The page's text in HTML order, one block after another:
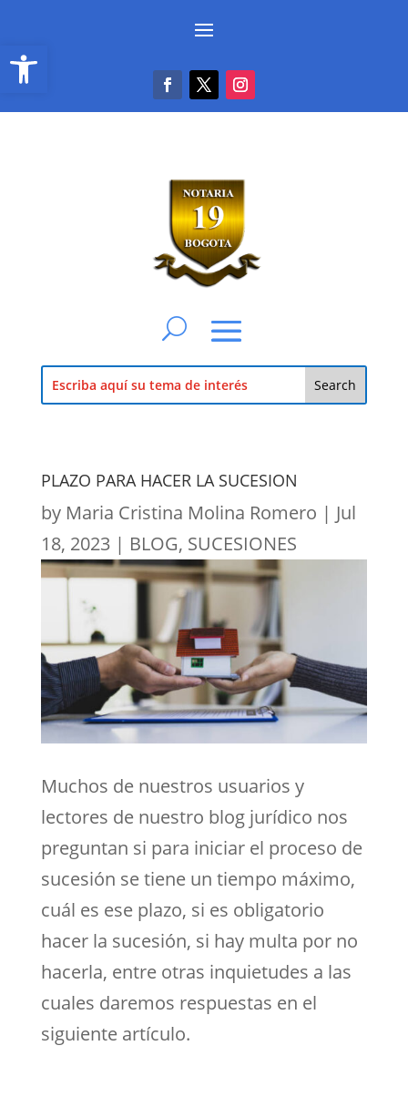
Abrir barra de herramientas
PLAZO PARA HACER LA SUCESION
by Maria Cristina Molina Romero | Jul
18, 2023| BLOG, SUCESIONES
Muchos de nuestros usuarios y
lectores de nuestro blog jurídico nos
preguntan si para iniciar el proceso de
sucesión se tiene un tiempo máximo,
cuál es ese plazo, si es obligatorio
hacer la sucesión, si hay multa por no
hacerla, entre otras inquietudes a las
cuales daremos respuestas en el
siguiente artículo.